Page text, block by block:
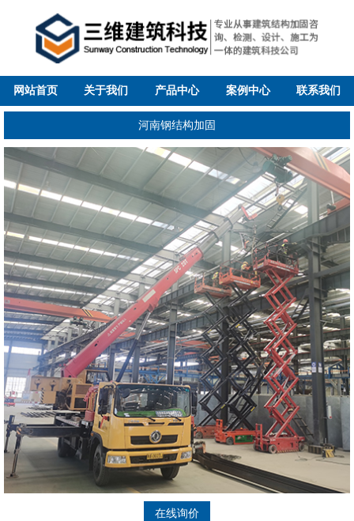
网站首页 关于我们 产品中心 案例中心 联系我们
河南钢结构加固
在线询价